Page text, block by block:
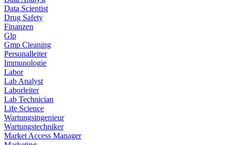
Data Scientist
Drug Safety
Finanzen
Glp
Gmp Cleaning
Personalleiter
Immunologie
Labor
Lab Analyst
Laborleiter
Lab Technician
Life Science
Wartungsingenieur
Wartungstechniker
Market Access Manager